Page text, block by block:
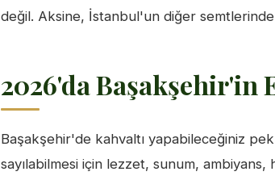
değil. Aksine, İstanbul'un diğer
2026'da Başakşehir'in
Başakşehir'de kahvaltı yapabileceğiniz
sayılabilmesi için lezzet, sunum,